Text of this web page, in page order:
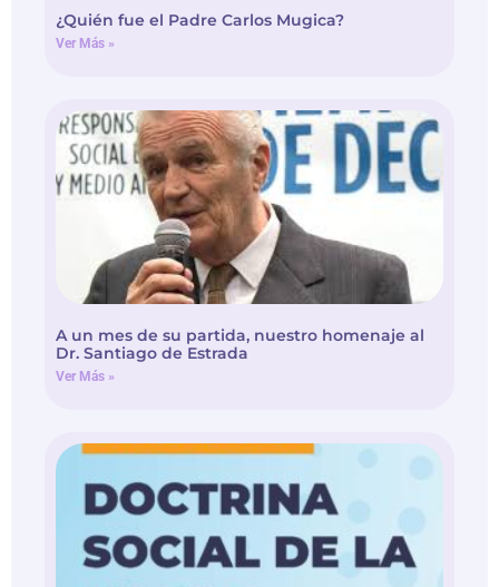
¿Quién fue el Padre Carlos Mugica?
Ver Más »
A un mes de su partida, nuestro homenaje al
Dr. Santiago de Estrada
Ver Más »